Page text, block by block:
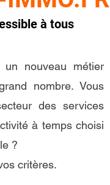
à tous
nouveau métier
nombre. Vous
des services
à temps choisi
?
critères.